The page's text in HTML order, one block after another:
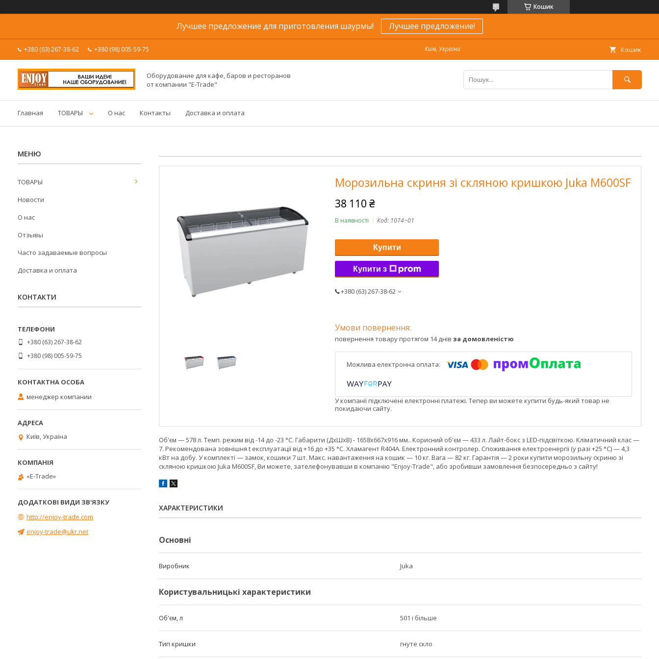
Кошик
Лучшее предложение для приготовления шаурмы! Лучшее предложение!
+380 (63) 267-38-62 +380 (98) 005-59-75 Київ, Україна Кошик
Оборудование для кафе, баров и ресторанов
от компании "E-Trade"
Главная ТОВАРЫ О нас Контакты Доставка и оплата
Морозильна скриня зі скляною кришкою Juka M600SF
38 110 ₴
В наявності Код: 1074~01
Купити
Купити з
+380 (63) 267-38-62
повернення товару протягом 14 днів за домовленістю
У компанії підключені електронні платежі. Тепер ви можете купити будь-який товар не
покидаючи сайту.
Об'єм — 578 л. Темп. режим від -14 до -23 °C. Габарити (ДхШхВ) - 1658x667x916 мм.. Корисний об'єм — 433 л. Лайт-бокс з LED-підсвіткою. Кліматичний клас —
7. Рекомендована зовнішня t експлуатації від +16 до +35 °C. Хламагент R404A. Електронний контролер. Споживання електроенергії (у разі +25 °C) — 4,3
кВт на добу. У комплекті — замок, кошики 7 шт. Макс. навантаження на кошик — 10 кг. Вага — 82 кг. Гарантія — 2 роки купити морозильну скриню зі
скляною кришкою Juka M600SF, Ви можете, зателефонувавши в компанію "Enjoy-Trade", або зробивши замовлення безпосередньо з сайту!
ХАРАКТЕРИСТИКИ
Основні
Виробник Juka
Користувальницькі характеристики
Об'єм, л 501 і більше
Тип кришки гнуте скло
ТОВАРЫ
Новости
О нас
Отзывы
Часто задаваемые вопросы
Доставка и оплата
КОНТАКТИ
+380 (63) 267-38-62
+380 (98) 005-59-75
менеджер компании
Київ, Україна
«E-Trade»
http://enjoy-trade.com
enjoy-trade@ukr.net